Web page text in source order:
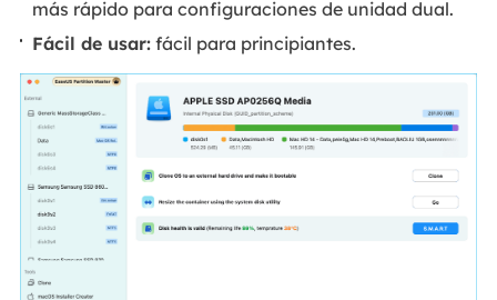
más rápido para configuraciones de unidad dual.
Fácil de usar: fácil para principiantes.